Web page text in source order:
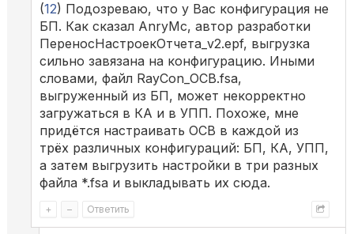
(12) Подозреваю, что у Вас конфигурация не
БП. Как сказал AnryMc, автор разработки
ПереносНастроекОтчета_v2.epf, выгрузка
сильно завязана на конфигурацию. Иными
словами, файл RayCon_ОСВ.fsa,
выгруженный из БП, может некорректно
загружаться в КА и в УПП. Похоже, мне
придётся настраивать ОСВ в каждой из
трёх различных конфигураций: БП, КА, УПП,
а затем выгрузить настройки в три разных
файла *.fsa и выкладывать их сюда.
+ – Ответить